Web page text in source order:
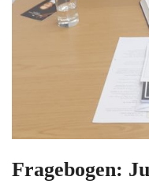
Fragebogen: